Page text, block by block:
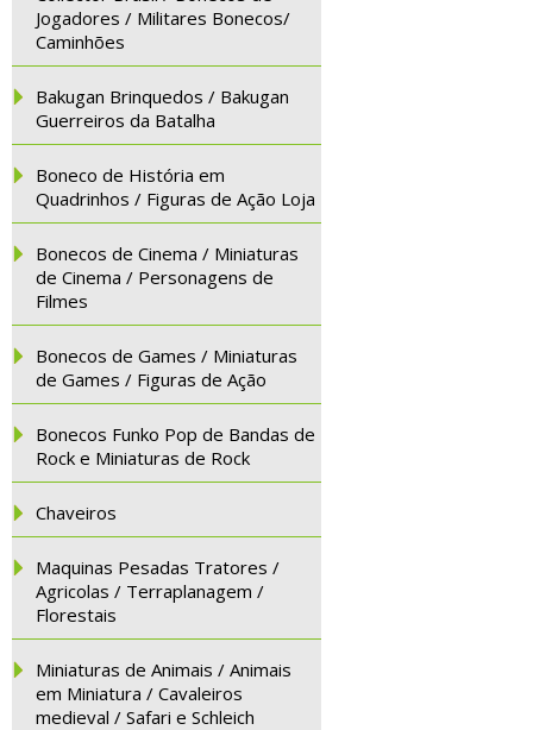
Jogadores / Militares Bonecos/
Caminhões
Bakugan Brinquedos / Bakugan
Guerreiros da Batalha
Boneco de História em
Quadrinhos / Figuras de Ação Loja
Bonecos de Cinema / Miniaturas
de Cinema / Personagens de
Filmes
Bonecos de Games / Miniaturas
de Games / Figuras de Ação
Bonecos Funko Pop de Bandas de
Rock e Miniaturas de Rock
Chaveiros
Maquinas Pesadas Tratores /
Agricolas / Terraplanagem /
Florestais
Miniaturas de Animais / Animais
em Miniatura / Cavaleiros
medieval / Safari e Schleich